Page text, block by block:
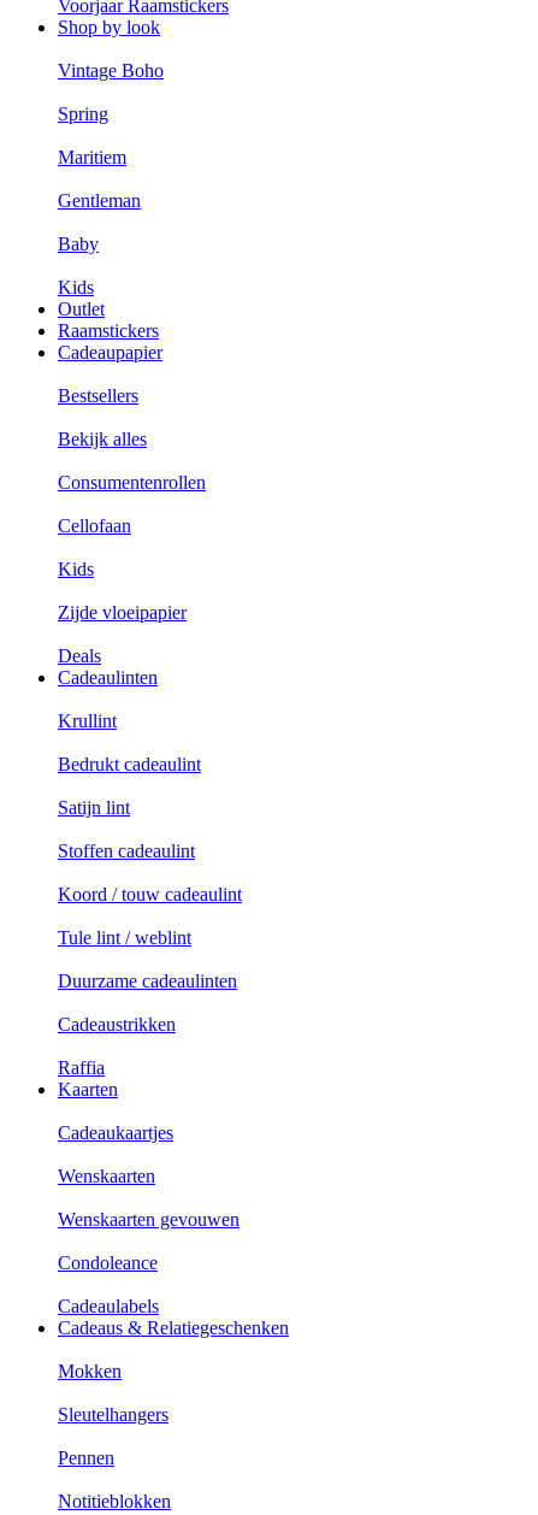
Voorjaar Raamstickers
Shop by look
Vintage Boho
Spring
Maritiem
Gentleman
Baby
Kids
Outlet
Raamstickers
Cadeaupapier
Bestsellers
Bekijk alles
Consumentenrollen
Cellofaan
Kids
Zijde vloeipapier
Deals
Cadeaulinten
Krullint
Bedrukt cadeaulint
Satijn lint
Stoffen cadeaulint
Koord / touw cadeaulint
Tule lint / weblint
Duurzame cadeaulinten
Cadeaustrikken
Raffia
Kaarten
Cadeaukaartjes
Wenskaarten
Wenskaarten gevouwen
Condoleance
Cadeaulabels
Cadeaus & Relatiegeschenken
Mokken
Sleutelhangers
Pennen
Notitieblokken